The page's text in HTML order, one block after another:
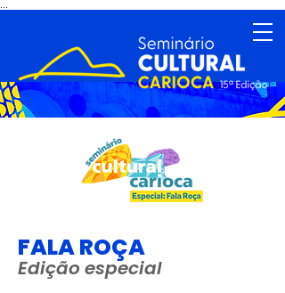
FALA ROÇA
Edição especial